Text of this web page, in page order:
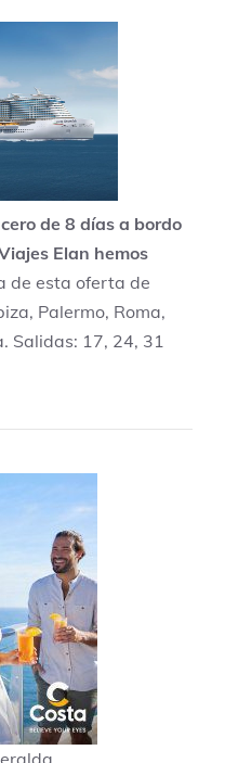
de 8 días a bordo
Elan hemos
de esta oferta de
Palermo, Roma,
Salidas: 17, 24, 31